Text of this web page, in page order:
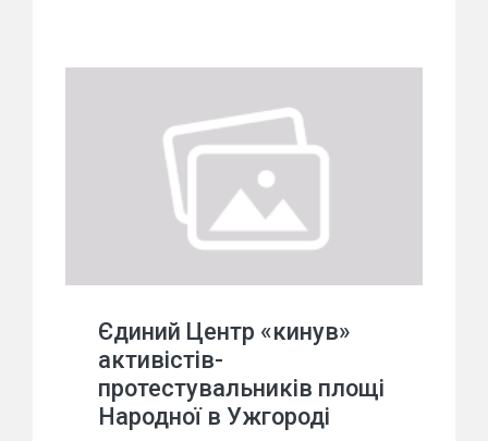
Єдиний Центр «кинув»
активістів-
протестувальників площі
Народної в Ужгороді